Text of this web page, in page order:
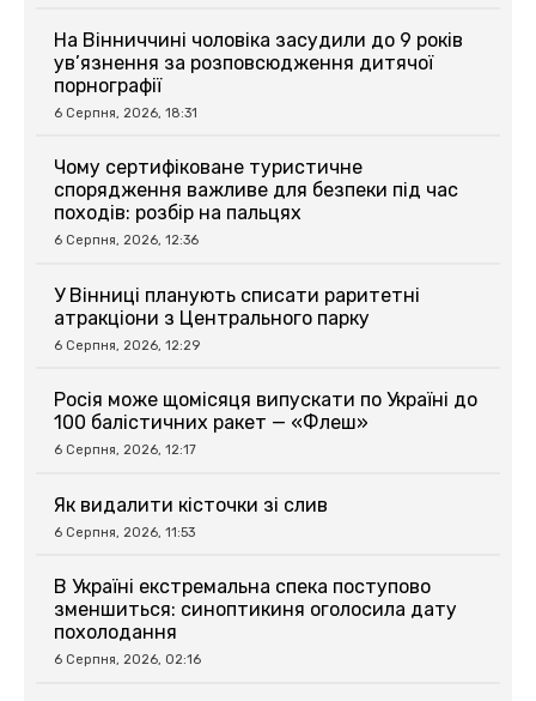
На Вінниччині чоловіка засудили до 9 років
ув’язнення за розповсюдження дитячої
порнографії
6 Серпня, 2026, 18:31
Чому сертифіковане туристичне
спорядження важливе для безпеки під час
походів: розбір на пальцях
6 Серпня, 2026, 12:36
У Вінниці планують списати раритетні
атракціони з Центрального парку
6 Серпня, 2026, 12:29
Росія може щомісяця випускати по Україні до
100 балістичних ракет — «Флеш»
6 Серпня, 2026, 12:17
Як видалити кісточки зі слив
6 Серпня, 2026, 11:53
В Україні екстремальна спека поступово
зменшиться: синоптикиня оголосила дату
похолодання
6 Серпня, 2026, 02:16